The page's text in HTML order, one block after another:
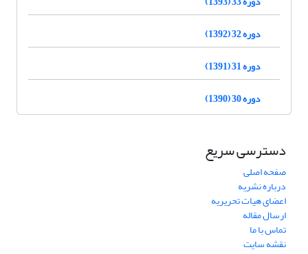
دوره 32 (1392)
دوره 31 (1391)
دوره 30 (1390)
دسترسی سریع
صفحه اصلی
درباره نشریه
اعضای هیات تحریریه
ارسال مقاله
تماس با ما
نقشه سایت